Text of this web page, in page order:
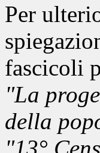
Per
fascicoli
"La
della
"13°